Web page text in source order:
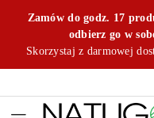
Przejdź do treści
Przejdź do
Przejdź do moje
Przejdź do menu
Przejdź do opisu
Przejdź do stopki
Zamów do godz. 17
odbierz go w
Skorzystaj z darmowej